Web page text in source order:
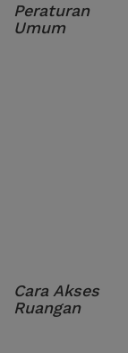
Peraturan
Umum
Cara Akses
Ruangan